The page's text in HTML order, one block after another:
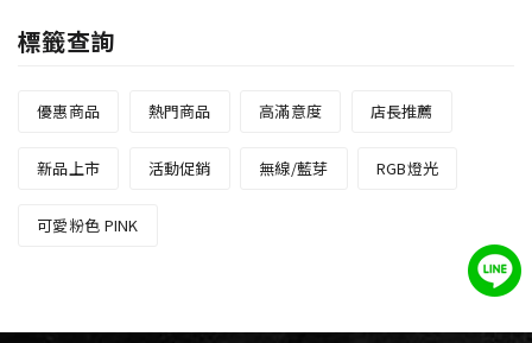
標籤查詢
優惠商品 熱門商品 高滿意度 店長推薦
新品上市 活動促銷 無線/藍芽 RGB燈光
可愛粉色 PINK